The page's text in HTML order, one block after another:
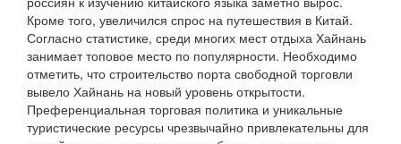
Кроме того, увеличился спрос на путешествия в Китай.
Согласно статистике, среди многих мест отдыха Хайнань
занимает топовое место по популярности. Необходимо
отметить, что строительство порта свободной торговли
вывело Хайнань на новый уровень открытости.
Преференциальная торговая политика и уникальные
туристические ресурсы чрезвычайно привлекательны для